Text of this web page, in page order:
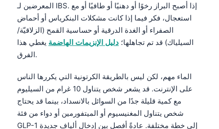
المعرضين لـ IBS. إذا أصبح البراز رخوًا أو دهنيًا أو طافيًا أو مع
استعجال، فكر فيما إذا كانت مشكلات البنكرياس أو أحماض
الصفراء أو الغدة الدرقية أو حساسية القمح (الزلاقيّة/
السيلياك) قد تم تجاهلها؛ دليل الإنزيمات الهاضمة يغطي هذا
الفرق.
الماء مهم، لكن ليس بالطريقة الكرتونية التي يكررها الناس
على الإنترنت. قد يشعر شخص يتناول 10 غرام من السيليوم
مع كمية قليلة جدًا من السوائل بالانسداد، بينما قد يحتاج
شخص يتناول المغنيسيوم أو الميتفورمين أو دواء من فئة
GLP-1 إلى خطة مختلفة. عادةً أفصل بين إدخال ألياف جديدة